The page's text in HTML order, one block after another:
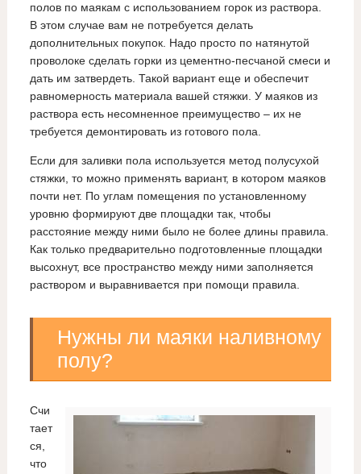
полов по маякам с использованием горок из раствора.
В этом случае вам не потребуется делать
дополнительных покупок. Надо просто по натянутой
проволоке сделать горки из цементно-песчаной смеси и
дать им затвердеть. Такой вариант еще и обеспечит
равномерность материала вашей стяжки. У маяков из
раствора есть несомненное преимущество – их не
требуется демонтировать из готового пола.
Если для заливки пола используется метод полусухой
стяжки, то можно применять вариант, в котором маяков
почти нет. По углам помещения по установленному
уровню формируют две площадки так, чтобы
расстояние между ними было не более длины правила.
Как только предварительно подготовленные площадки
высохнут, все пространство между ними заполняется
раствором и выравнивается при помощи правила.
Нужны ли маяки наливному
полу?
Счи
тает
ся,
что